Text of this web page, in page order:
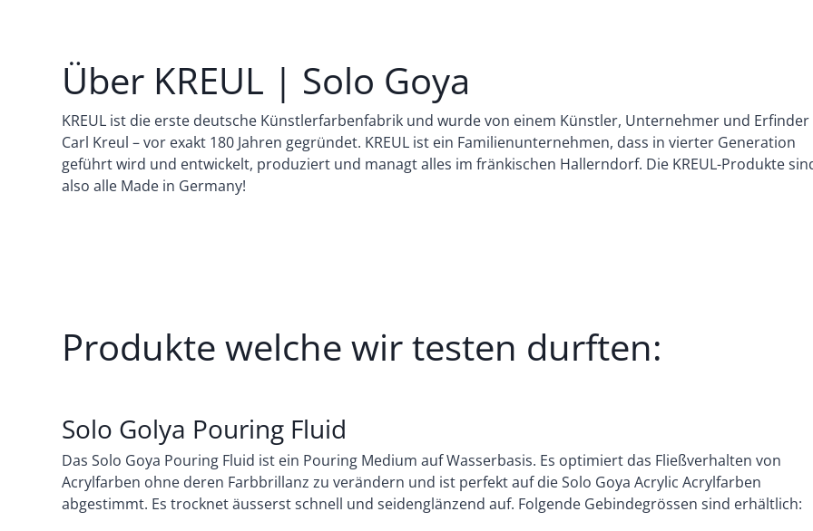
Über KREUL | Solo Goya
KREUL ist die erste deutsche Künstlerfarbenfabrik und wurde von einem Künstler, Unternehmer und Erfinder
Carl Kreul – vor exakt 180 Jahren gegründet. KREUL ist ein Familienunternehmen, dass in vierter Generation
geführt wird und entwickelt, produziert und managt alles im fränkischen Hallerndorf. Die KREUL-Produkte
also alle Made in Germany!
Produkte welche wir testen durften:
Solo Golya Pouring Fluid
Das Solo Goya Pouring Fluid ist ein Pouring Medium auf Wasserbasis. Es optimiert das Fließverhalten von
Acrylfarben ohne deren Farbbrillanz zu verändern und ist perfekt auf die Solo Goya Acrylic Acrylfarben
abgestimmt. Es trocknet äusserst schnell und seidenglänzend auf. Folgende Gebindegrössen sind erhältlich: